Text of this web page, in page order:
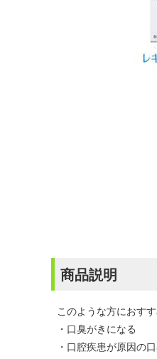
商品説明
このような方におす
・口臭がきになる
・口腔疾患が原因の